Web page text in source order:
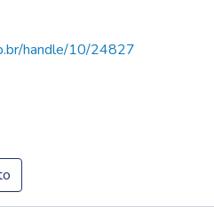
handle/10/24827